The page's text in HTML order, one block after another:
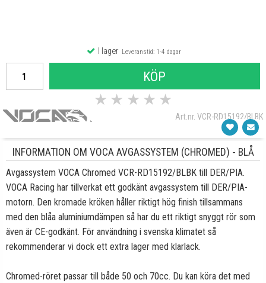
I lagerLeveranstid: 1-4 dagar
KÖP
★ ★ ★ ★ ★
Art.nr. VCR-RD15192/BLBK
INFORMATION OM VOCA AVGASSYSTEM (CHROMED) - BLÅ
Avgassystem VOCA Chromed VCR-RD15192/BLBK till DER/PIA.
VOCA Racing har tillverkat ett godkänt avgassystem till DER/PIA-
motorn. Den kromade kröken håller riktigt hög finish tillsammans
med den blåa aluminiumdämpen så har du ett riktigt snyggt rör som
även är CE-godkänt. För användning i svenska klimatet så
rekommenderar vi dock ett extra lager med klarlack.
Chromed-röret passar till både 50 och 70cc. Du kan köra det med